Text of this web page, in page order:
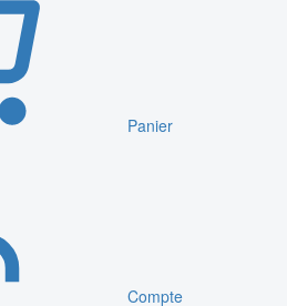
Panier
Compte